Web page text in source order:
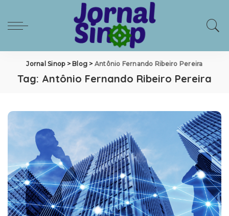
Jornal Sinop> Blog > Antônio Fernando Ribeiro Pereira
Tag: Antônio Fernando Ribeiro Pereira